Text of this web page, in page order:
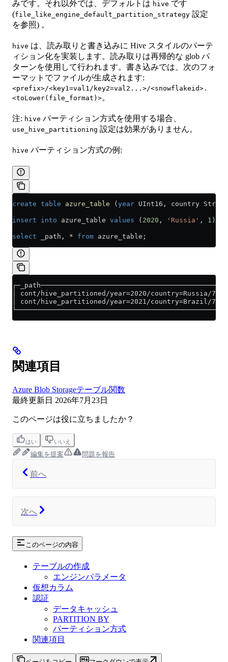
みです。それ以外では、デフォルトは hive です
(file_like_engine_default_partition_strategy 設定
を参照) 。
hive は、読み取りと書き込みに Hive スタイルのパーテ
ィション化を実装します。読み取りは再帰的な glob パ
ターンを使用して行われます。書き込みでは、次のフォ
ーマットでファイルが生成されます:
<prefix>/<key1=val1/key2=val2...>/<snowflakeid>.
<toLower(file_format)>。
注: hive パーティション方式を使用する場合、
use_hive_partitioning 設定は効果がありません。
hive パーティション方式の例:
create table azure_table ( year UInt16, country
insert into azure_table values ( 2020 , 'Russia' , 1 ), (
select _path, * from azure_table;
│ cont/hive_partitioned/year=2020/country=Russia/
│ cont/hive_partitioned/year=2021/country=Brazil/
関連項目
Azure Blob Storageテーブル関数
最終更新日 2026年7月23日
このページは役に立ちましたか？
はい いいえ
編集を提案 問題を報告
前へ
次へ
このページの内容
テーブルの作成
エンジンパラメータ
仮想カラム
認証
データキャッシュ
PARTITION BY
パーティション方式
関連項目